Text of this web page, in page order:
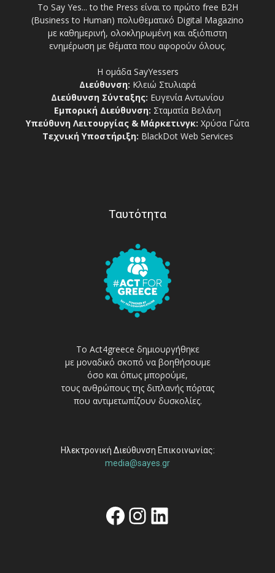
Το Say Yes... to the Press είναι το πρώτο free Β2Η
(Business to Human) πολυθεματικό Digital Magazino
με καθημερινή, ολοκληρωμένη και αξιόπιστη
ενημέρωση με θέματα που αφορούν όλους.
Η ομάδα SayYessers
Διεύθυνση: Κλειώ Στυλιαρά
Διεύθυνση Σύνταξης: Ευγενία Αντωνίου
Εμπορική Διεύθυνση: Σταματία Βελάνη
Υπεύθυνη Λειτουργίας & Μάρκετινγκ: Χρύσα Γώτα
Τεχνική Υποστήριξη: BlackDot Web Services
Ταυτότητα
Το Act4greece δημιουργήθηκε
με μοναδικό σκοπό να βοηθήσουμε
όσο και όπως μπορούμε,
τους ανθρώπους της διπλανής πόρτας
που αντιμετωπίζουν δυσκολίες.
Ηλεκτρονική Διεύθυνση Επικοινωνίας:
media@sayes.gr
Facebook
Instagram
Linkedin